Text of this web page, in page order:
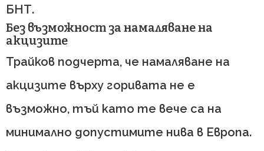
БНТ.
Без възможност за намаляване на
акцизите
Трайков подчерта, че намаляване на
акцизите върху горивата не е
възможно, тъй като те вече са на
минимално допустимите нива в Европа.